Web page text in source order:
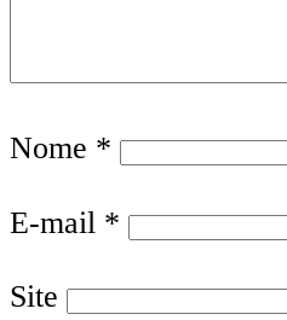
Nome *
E-mail *
Site